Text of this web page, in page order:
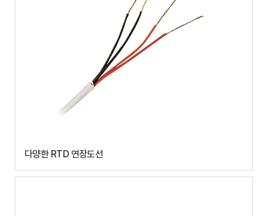
다양한 RTD 연장도선